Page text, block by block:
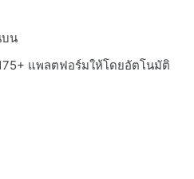
บน
แพลตฟอร์มให้โดยอัตโนมัติ